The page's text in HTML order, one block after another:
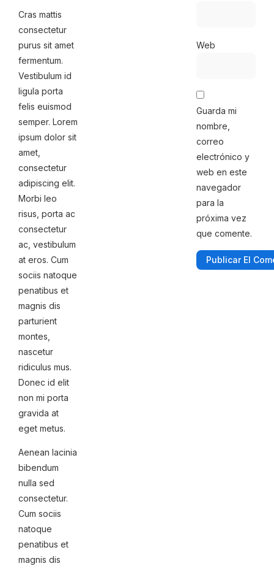
Cras mattis
consectetur
purus sit amet
fermentum.
Vestibulum id
ligula porta
felis euismod
semper. Lorem
ipsum dolor sit
amet,
consectetur
adipiscing elit.
Morbi leo
risus, porta ac
consectetur
ac, vestibulum
at eros. Cum
sociis natoque
penatibus et
magnis dis
parturient
montes,
nascetur
ridiculus mus.
Donec id elit
non mi porta
gravida at
eget metus.
Aenean lacinia
bibendum
nulla sed
consectetur.
Cum sociis
natoque
penatibus et
magnis dis
Web
Guarda mi
nombre,
correo
electrónico y
web en este
navegador
para la
próxima vez
que comente.